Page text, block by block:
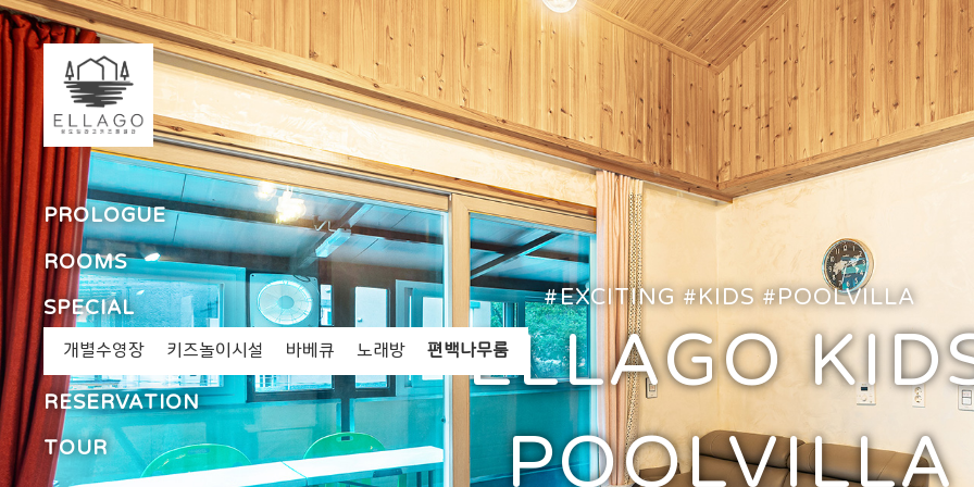
PROLOGUE
ROOMS
SPECIAL
개별수영장 키즈놀이시설 바베큐 노래방 편백나무룸
RESERVATION
TOUR
#EXCITING #KIDS #POOLVILLA
ELLAGO
POOLVILLA